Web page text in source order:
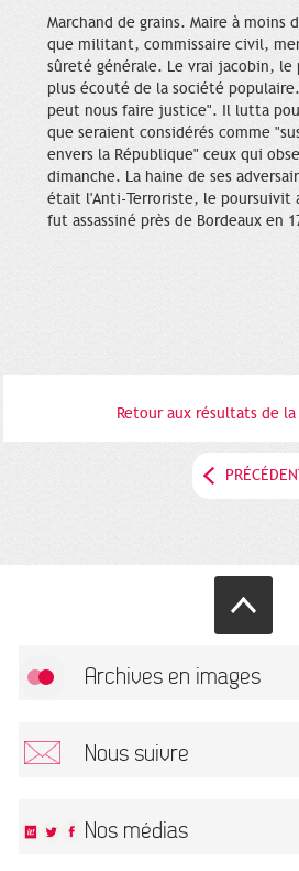
Marchand de grains. Maire à
que militant, commissaire civil,
sûreté générale. Le vrai jacobin,
plus écouté de la société
peut nous faire justice". Il lutta
que seraient considérés comme
envers la République" ceux qui
dimanche. La haine de ses
était l'Anti-Terroriste, le poursuivit
fut assassiné près de Bordeaux en
Retour aux résultats de
Archives en images
Nous suivre
Nos médias